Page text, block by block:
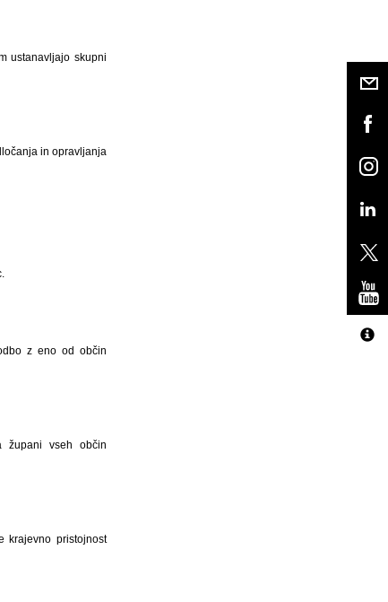
ustanavljajo skupni
in opravljanja
z eno od občin
župani vseh občin
krajevno pristojnost